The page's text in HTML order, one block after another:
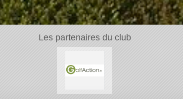
Les partenaires du club